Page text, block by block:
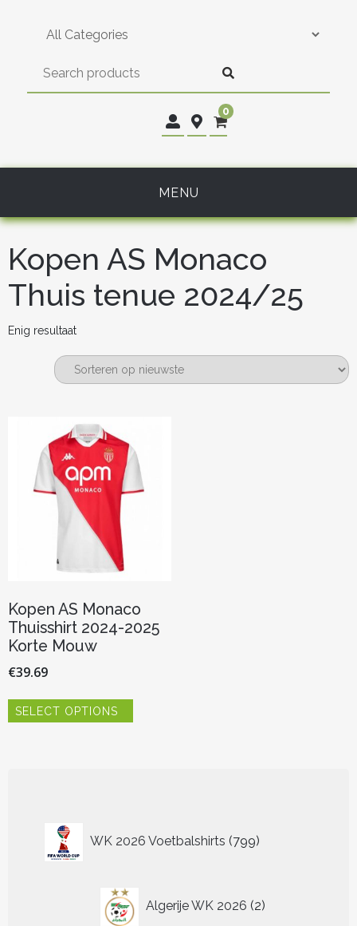
0
MENU
Kopen AS Monaco
Thuis tenue 2024/25
Enig resultaat
Kopen AS Monaco
Thuisshirt 2024-2025
Korte Mouw
€39.69
SELECT OPTIONS
worden
WK 2026 Voetbalshirts 799
producten
Algerije WK 2026 2
producten